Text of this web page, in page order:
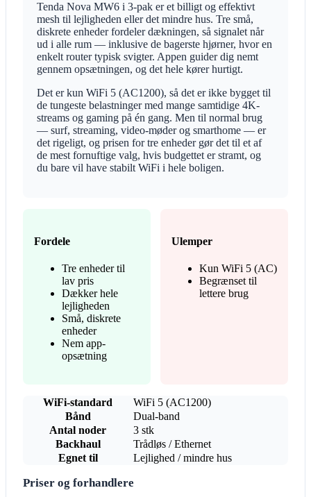
Tenda Nova MW6 i 3-pak er et billigt og effektivt
mesh til lejligheden eller det mindre hus. Tre små,
diskrete enheder fordeler dækningen, så signalet når
ud i alle rum — inklusive de bagerste hjørner, hvor en
enkelt router typisk svigter. Appen guider dig nemt
gennem opsætningen, og det hele kører hurtigt.
Det er kun WiFi 5 (AC1200), så det er ikke bygget til
de tungeste belastninger med mange samtidige 4K-
streams og gaming på én gang. Men til normal brug
— surf, streaming, video-møder og smarthome — er
det rigeligt, og prisen for tre enheder gør det til et af
de mest fornuftige valg, hvis budgettet er stramt, og
du bare vil have stabilt WiFi i hele boligen.
Fordele
Tre enheder til
lav pris
Dækker hele
lejligheden
Små, diskrete
enheder
Nem app-
opsætning
Ulemper
Kun WiFi 5 (AC)
Begrænset til
lettere brug
WiFi-standard
WiFi 5 (AC1200)
Bånd
Dual-band
Antal noder
3 stk
Backhaul
Trådløs / Ethernet
Egnet til
Lejlighed / mindre hus
Priser og forhandlere